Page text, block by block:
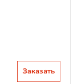
Заказать